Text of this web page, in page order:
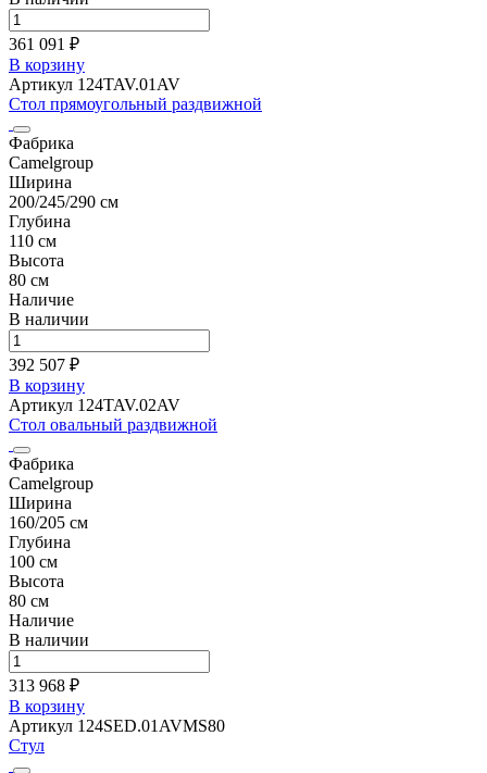
361 091 ₽
В корзину
Артикул 124TAV.01AV
Стол прямоугольный раздвижной
Фабрика
Camelgroup
Ширина
200/245/290 см
Глубина
110 см
Высота
80 см
Наличие
В наличии
392 507 ₽
В корзину
Артикул 124TAV.02AV
Стол овальный раздвижной
Фабрика
Camelgroup
Ширина
160/205 см
Глубина
100 см
Высота
80 см
Наличие
В наличии
313 968 ₽
В корзину
Артикул 124SED.01AVMS80
Стул